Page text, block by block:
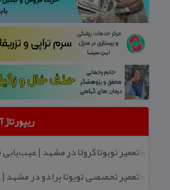
:: تعمیر تویوتا كرولا در مشهد |
:: تعمیر تخصصی تویوتا پرادو در مشهد